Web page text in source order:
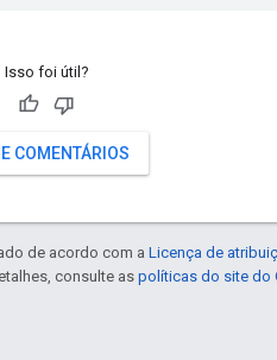
Isso foi útil?
COMENTÁRIOS
de acordo com a Licença de
consulte aspolíticas do site do